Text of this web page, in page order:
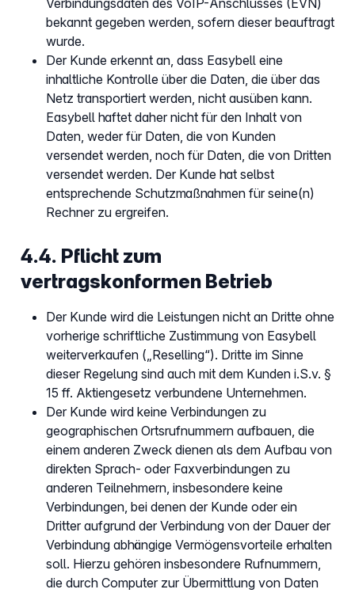
Verbindungsdaten des VoIP-Anschlusses (EVN)
bekannt gegeben werden, sofern dieser beauftragt
wurde.
Der Kunde erkennt an, dass Easybell eine
inhaltliche Kontrolle über die Daten, die über das
Netz transportiert werden, nicht ausüben kann.
Easybell haftet daher nicht für den Inhalt von
Daten, weder für Daten, die von Kunden
versendet werden, noch für Daten, die von Dritten
versendet werden. Der Kunde hat selbst
entsprechende Schutzmaßnahmen für seine(n)
Rechner zu ergreifen.
4.4. Pflicht zum
vertragskonformen Betrieb
Der Kunde wird die Leistungen nicht an Dritte ohne
vorherige schriftliche Zustimmung von Easybell
weiterverkaufen („Reselling“). Dritte im Sinne
dieser Regelung sind auch mit dem Kunden i.S.v. §
15 ff. Aktiengesetz verbundene Unternehmen.
Der Kunde wird keine Verbindungen zu
geographischen Ortsrufnummern aufbauen, die
einem anderen Zweck dienen als dem Aufbau von
direkten Sprach- oder Faxverbindungen zu
anderen Teilnehmern, insbesondere keine
Verbindungen, bei denen der Kunde oder ein
Dritter aufgrund der Verbindung von der Dauer der
Verbindung abhängige Vermögensvorteile erhalten
soll. Hierzu gehören insbesondere Rufnummern,
die durch Computer zur Übermittlung von Daten